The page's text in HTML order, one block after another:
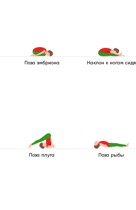
Поза эмбриона Наклон к ногам сидя
Поза плуга Поза рыбы